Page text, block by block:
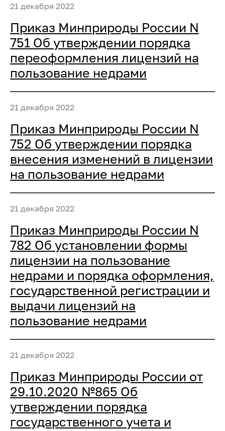
21 декабря 2022
Приказ Минприроды России N
751 Об утверждении порядка
переоформления лицензий на
пользование недрами
21 декабря 2022
Приказ Минприроды России N
752 Об утверждении порядка
внесения изменений в лицензии
на пользование недрами
21 декабря 2022
Приказ Минприроды России N
782 Об установлении формы
лицензии на пользование
недрами и порядка оформления,
государственной регистрации и
выдачи лицензий на
пользование недрами
21 декабря 2022
Приказ Минприроды России от
29.10.2020 №865 Об
утверждении порядка
государственного учета и